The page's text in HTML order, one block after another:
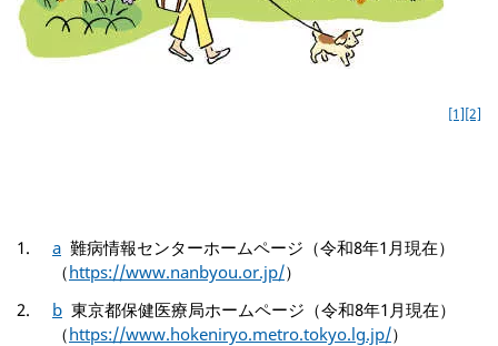
[1][2]
a 難病情報センターホームページ（令和8年1月現在）
（https://www.nanbyou.or.jp/）
b 東京都保健医療局ホームページ（令和8年1月現在）
（https://www.hokeniryo.metro.tokyo.lg.jp/）